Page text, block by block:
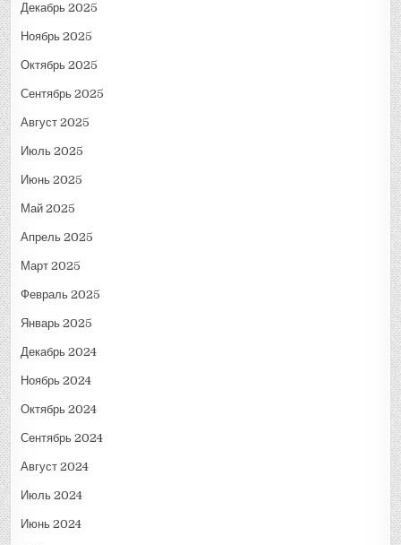
Декабрь 2025
Ноябрь 2025
Октябрь 2025
Сентябрь 2025
Август 2025
Июль 2025
Июнь 2025
Май 2025
Апрель 2025
Март 2025
Февраль 2025
Январь 2025
Декабрь 2024
Ноябрь 2024
Октябрь 2024
Сентябрь 2024
Август 2024
Июль 2024
Июнь 2024